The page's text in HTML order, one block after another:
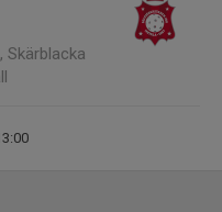
Skärblacka